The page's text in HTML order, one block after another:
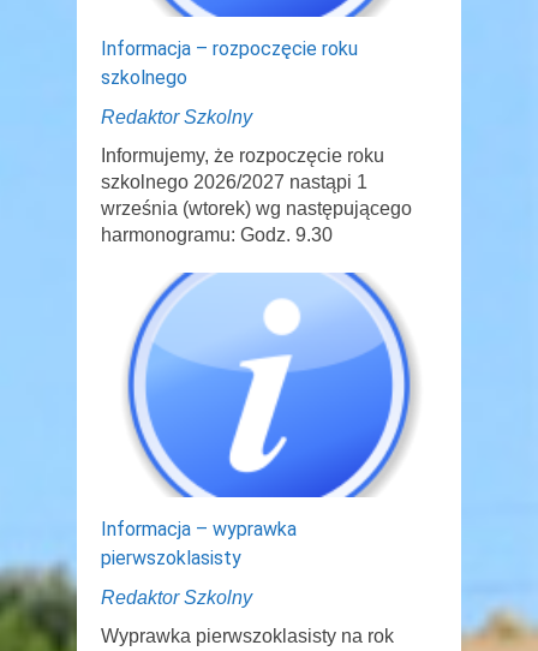
Informacja – rozpoczęcie roku
szkolnego
Redaktor Szkolny
Informujemy, że rozpoczęcie roku
szkolnego 2026/2027 nastąpi 1
września (wtorek) wg następującego
harmonogramu: Godz. 9.30
Informacja – wyprawka
pierwszoklasisty
Redaktor Szkolny
Wyprawka pierwszoklasisty na rok